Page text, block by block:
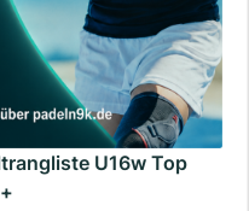
U16w Top